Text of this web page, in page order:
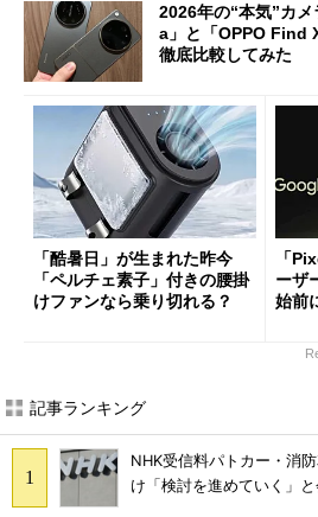
2026年の“本気”カ
a」と「OPPO Find
徹底比較してみた
「酷暑日」が生まれた昨今
「ペルチェ素子」付きの腰掛
けファンなら乗り切れる？
「
ーザ
始前
記事ランキング
NHK受信料パトカー・消
け「検討を進めていく」